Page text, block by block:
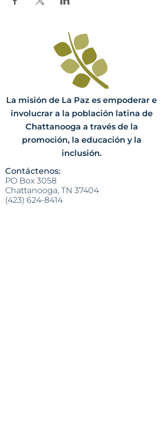
La misión de La Paz es empoderar e
involucrar a la población latina de
Chattanooga a través de la
promoción, la educación y la
inclusión.
Contáctenos:
PO Box 3058
Chattanooga, TN 37404
(423) 624-8414